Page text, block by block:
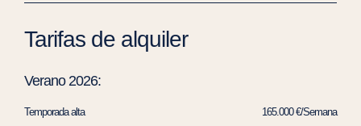
Tarifas de alquiler
Verano 2026:
Temporada alta
165.000 €/Semana